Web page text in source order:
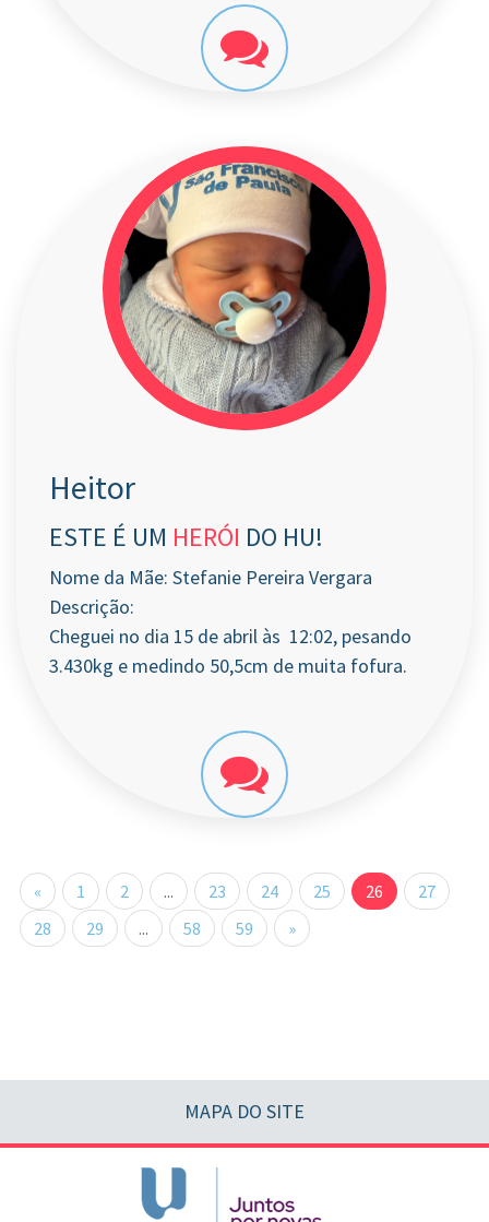
Heitor
ESTE É UM HERÓI DO HU!
Nome da Mãe: Stefanie Pereira Vergara
Descrição:
Cheguei no dia 15 de abril às 12:02, pesando
3.430kg e medindo 50,5cm de muita fofura.
« 1 2 ... 23 24 25 26
27
28
29 ... 58 59 »
MAPA DO SITE